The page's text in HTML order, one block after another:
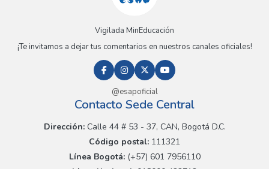
Vigilada MinEducación
¡Te invitamos a dejar tus comentarios en nuestros canales oficiales!
@esapoficial
Contacto Sede Central
Dirección:Calle 44 # 53 - 37, CAN, Bogotá D.C.
Código postal: 111321
Línea Bogotá:(+57) 601 7956110